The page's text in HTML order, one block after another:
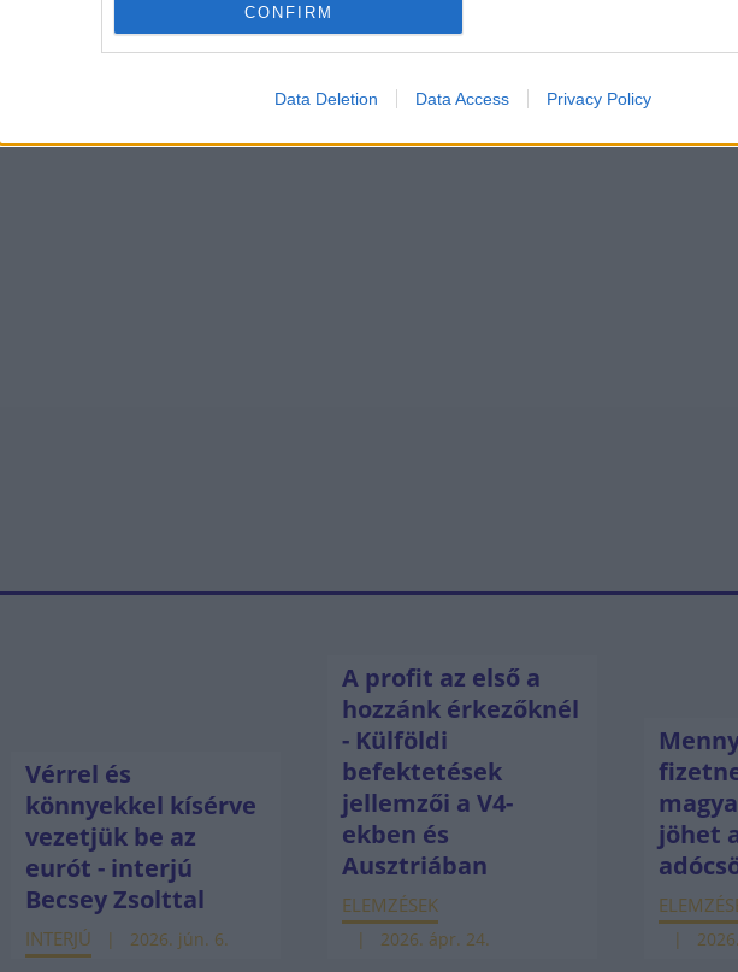
CONFIRM
Data Deletion Data Access Privacy Policy
Vérrel és
könnyekkel kísérve
vezetjük be az
eurót - interjú
Becsey Zsolttal
INTERJÚ 2026. jún. 6.
A profit az első a
hozzánk érkezőknél
- Külföldi
befektetések
jellemzői a V4-
ekben és
Ausztriában
ELEMZÉSEK
2026. ápr. 24.
jöhet